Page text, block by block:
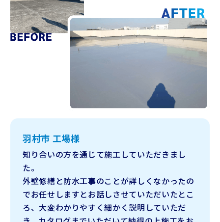
羽村市 工場様
知り合いの方を通じて施工していただきまし
た。
外壁修繕と防水工事のことが詳しくなかったの
でお任せしますとお話しさせていただいたとこ
ろ、 大変わかりやすく細かく説明していただ